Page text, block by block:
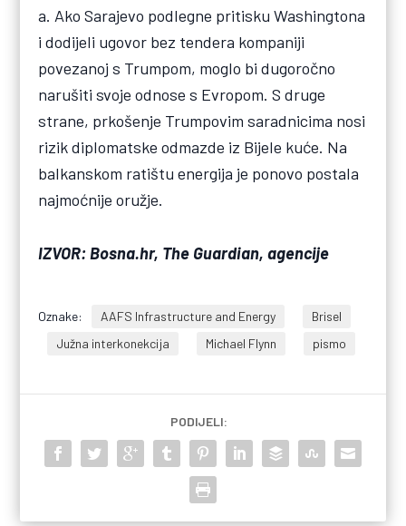
a. Ako Sarajevo podlegne pritisku Washingtona
i dodijeli ugovor bez tendera kompaniji
povezanoj s Trumpom, moglo bi dugoročno
narušiti svoje odnose s Evropom. S druge
strane, prkošenje Trumpovim saradnicima nosi
rizik diplomatske odmazde iz Bijele kuće. Na
balkanskom ratištu energija je ponovo postala
najmoćnije oružje.
IZVOR: Bosna.hr, The Guardian, agencije
Oznake: AAFS Infrastructure and Energy
Brisel
Južna interkonekcija
Michael Flynn pismo
PODIJELI: